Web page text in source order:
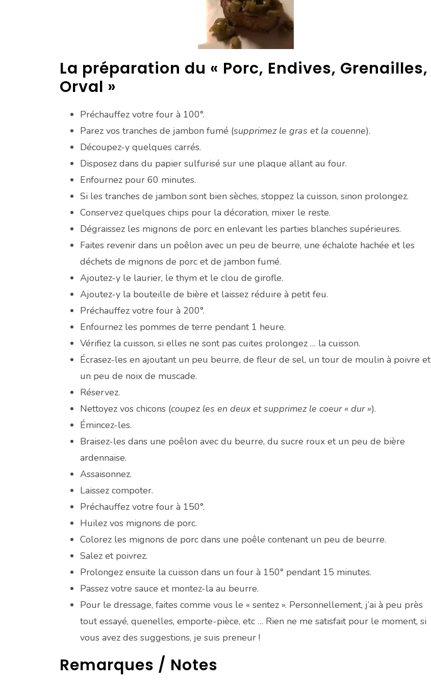
La préparation du « Porc, Endives, Grenailles,
Orval »
Préchauffez votre four à 100°.
Parez vos tranches de jambon fumé (supprimez le gras et la couenne).
Découpez-y quelques carrés.
Disposez dans du papier sulfurisé sur une plaque allant au four.
Enfournez pour 60 minutes.
Si les tranches de jambon sont bien sèches, stoppez la cuisson, sinon prolongez.
Conservez quelques chips pour la décoration, mixer le reste.
Dégraissez les mignons de porc en enlevant les parties blanches supérieures.
Faites revenir dans un poêlon avec un peu de beurre, une échalote hachée et les
déchets de mignons de porc et de jambon fumé.
Ajoutez-y le laurier, le thym et le clou de girofle.
Ajoutez-y la bouteille de bière et laissez réduire à petit feu.
Préchauffez votre four à 200°.
Enfournez les pommes de terre pendant 1 heure.
Vérifiez la cuisson, si elles ne sont pas cuites prolongez … la cuisson.
Écrasez-les en ajoutant un peu beurre, de fleur de sel, un tour de moulin à poivre et
un peu de noix de muscade.
Réservez.
Nettoyez vos chicons (coupez les en deux et supprimez le coeur « dur »).
Émincez-les.
Braisez-les dans une poêlon avec du beurre, du sucre roux et un peu de bière
ardennaise.
Assaisonnez.
Laissez compoter.
Préchauffez votre four à 150°.
Huilez vos mignons de porc.
Colorez les mignons de porc dans une poêle contenant un peu de beurre.
Salez et poivrez.
Prolongez ensuite la cuisson dans un four à 150° pendant 15 minutes.
Passez votre sauce et montez-la au beurre.
Pour le dressage, faites comme vous le « sentez ». Personnellement, j’ai à peu près
tout essayé, quenelles, emporte-pièce, etc … Rien ne me satisfait pour le moment, si
vous avez des suggestions, je suis preneur !
Remarques / Notes